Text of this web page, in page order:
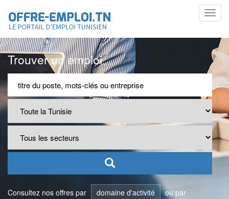
Trouver un emploi
Consultez nos offres par domaine d'activité
ou par